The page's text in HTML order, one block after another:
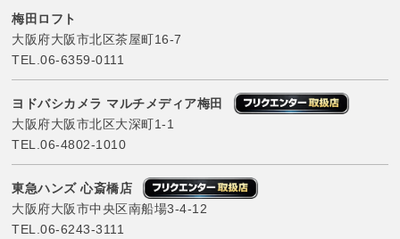
梅田ロフト
大阪府大阪市北区茶屋町16-7
TEL.06-6359-0111
ヨドバシカメラ マルチメディア梅田
大阪府大阪市北区大深町1-1
TEL.06-4802-1010
東急ハンズ 心斎橋店
大阪府大阪市中央区南船場3-4-12
TEL.06-6243-3111